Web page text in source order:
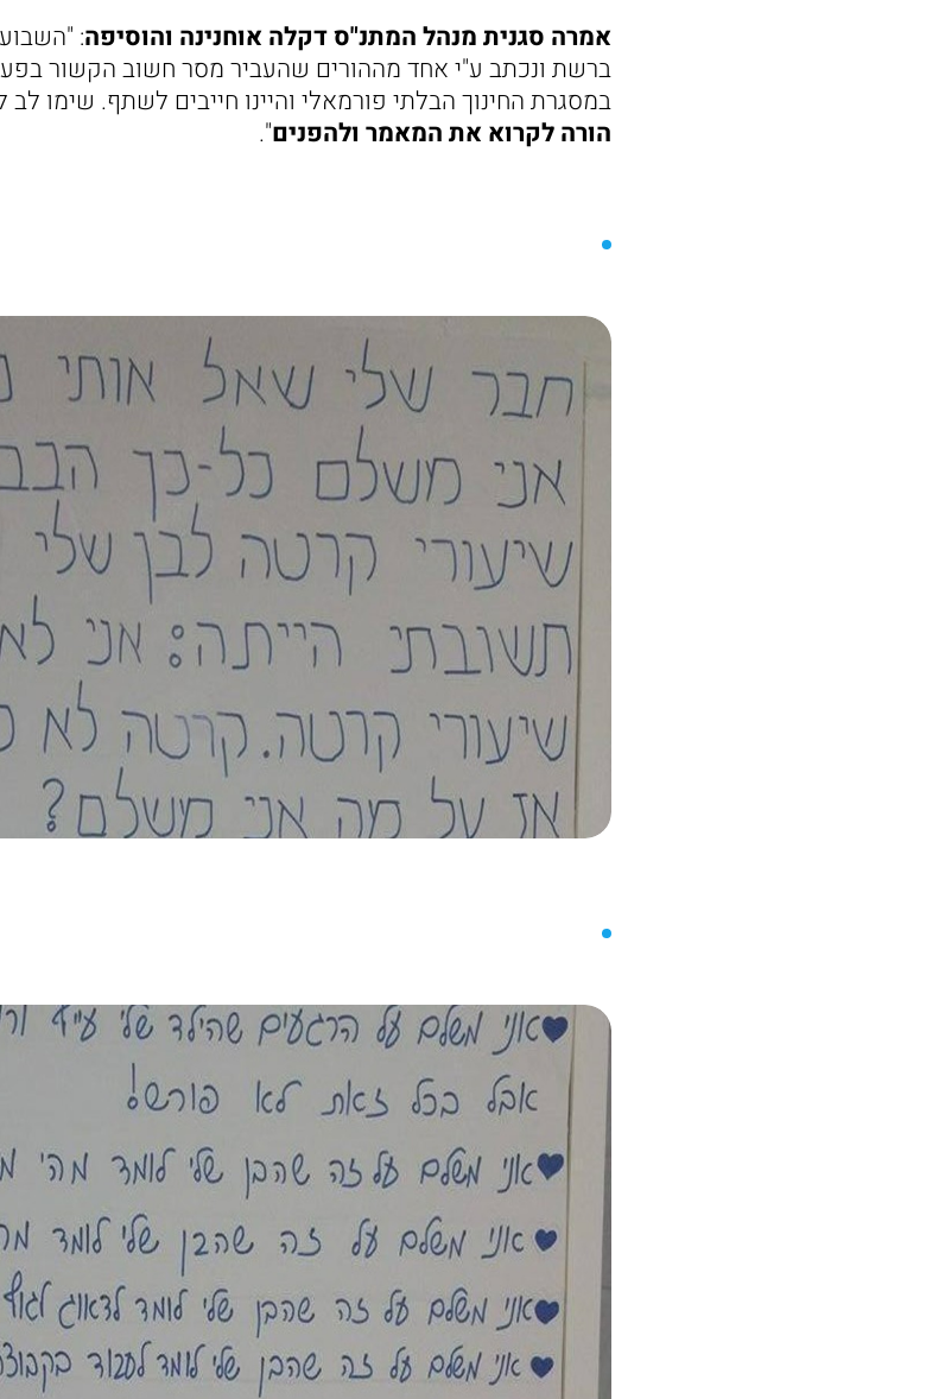
אמרה סגנית מנהל המתנ"ס דקלה אוחנינה והוסיפה:
ברשת ונכתב ע"י אחד מההורים שהעביר מסר חשוב הקשור
במסגרת החינוך הבלתי פורמאלי והיינו חייבים לשתף. שימו לב
הורה לקרוא את המאמר ולהפנים".